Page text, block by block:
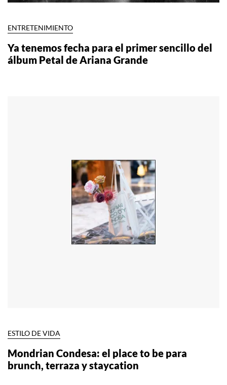
ENTRETENIMIENTO
Ya tenemos fecha para el primer sencillo del
álbum Petal de Ariana Grande
ESTILO DE VIDA
Mondrian Condesa: el place to be para
brunch, terraza y staycation